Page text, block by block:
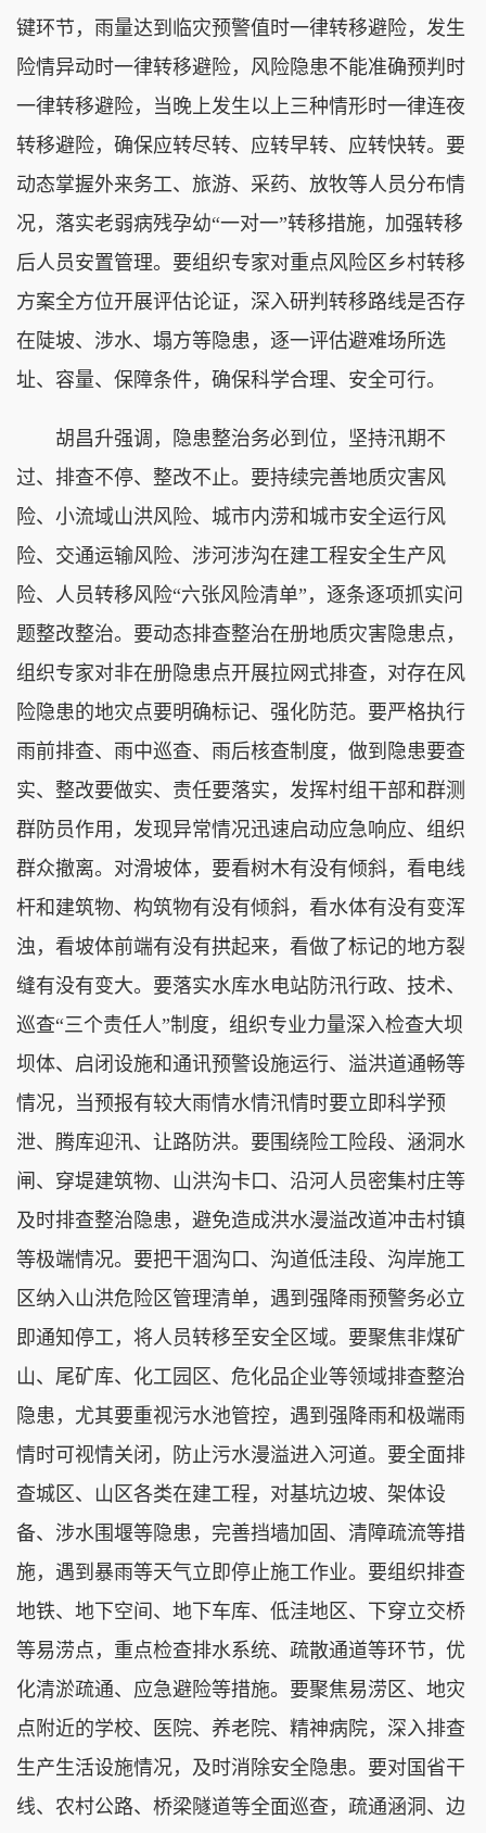
键环节，雨量达到临灾预警值时一律转移避险，发生
险情异动时一律转移避险，风险隐患不能准确预判时
一律转移避险，当晚上发生以上三种情形时一律连夜
转移避险，确保应转尽转、应转早转、应转快转。要
动态掌握外来务工、旅游、采药、放牧等人员分布情
况，落实老弱病残孕幼“一对一”转移措施，加强转移
后人员安置管理。要组织专家对重点风险区乡村转移
方案全方位开展评估论证，深入研判转移路线是否存
在陡坡、涉水、塌方等隐患，逐一评估避难场所选
址、容量、保障条件，确保科学合理、安全可行。
胡昌升强调，隐患整治务必到位，坚持汛期不
过、排查不停、整改不止。要持续完善地质灾害风
险、小流域山洪风险、城市内涝和城市安全运行风
险、交通运输风险、涉河涉沟在建工程安全生产风
险、人员转移风险“六张风险清单”，逐条逐项抓实问
题整改整治。要动态排查整治在册地质灾害隐患点，
组织专家对非在册隐患点开展拉网式排查，对存在风
险隐患的地灾点要明确标记、强化防范。要严格执行
雨前排查、雨中巡查、雨后核查制度，做到隐患要查
实、整改要做实、责任要落实，发挥村组干部和群测
群防员作用，发现异常情况迅速启动应急响应、组织
群众撤离。对滑坡体，要看树木有没有倾斜，看电线
杆和建筑物、构筑物有没有倾斜，看水体有没有变浑
浊，看坡体前端有没有拱起来，看做了标记的地方裂
缝有没有变大。要落实水库水电站防汛行政、技术、
巡查“三个责任人”制度，组织专业力量深入检查大坝
坝体、启闭设施和通讯预警设施运行、溢洪道通畅等
情况，当预报有较大雨情水情汛情时要立即科学预
泄、腾库迎汛、让路防洪。要围绕险工险段、涵洞水
闸、穿堤建筑物、山洪沟卡口、沿河人员密集村庄等
及时排查整治隐患，避免造成洪水漫溢改道冲击村镇
等极端情况。要把干涸沟口、沟道低洼段、沟岸施工
区纳入山洪危险区管理清单，遇到强降雨预警务必立
即通知停工，将人员转移至安全区域。要聚焦非煤矿
山、尾矿库、化工园区、危化品企业等领域排查整治
隐患，尤其要重视污水池管控，遇到强降雨和极端雨
情时可视情关闭，防止污水漫溢进入河道。要全面排
查城区、山区各类在建工程，对基坑边坡、架体设
备、涉水围堰等隐患，完善挡墙加固、清障疏流等措
施，遇到暴雨等天气立即停止施工作业。要组织排查
地铁、地下空间、地下车库、低洼地区、下穿立交桥
等易涝点，重点检查排水系统、疏散通道等环节，优
化清淤疏通、应急避险等措施。要聚焦易涝区、地灾
点附近的学校、医院、养老院、精神病院，深入排查
生产生活设施情况，及时消除安全隐患。要对国省干
线、农村公路、桥梁隧道等全面巡查，疏通涵洞、边